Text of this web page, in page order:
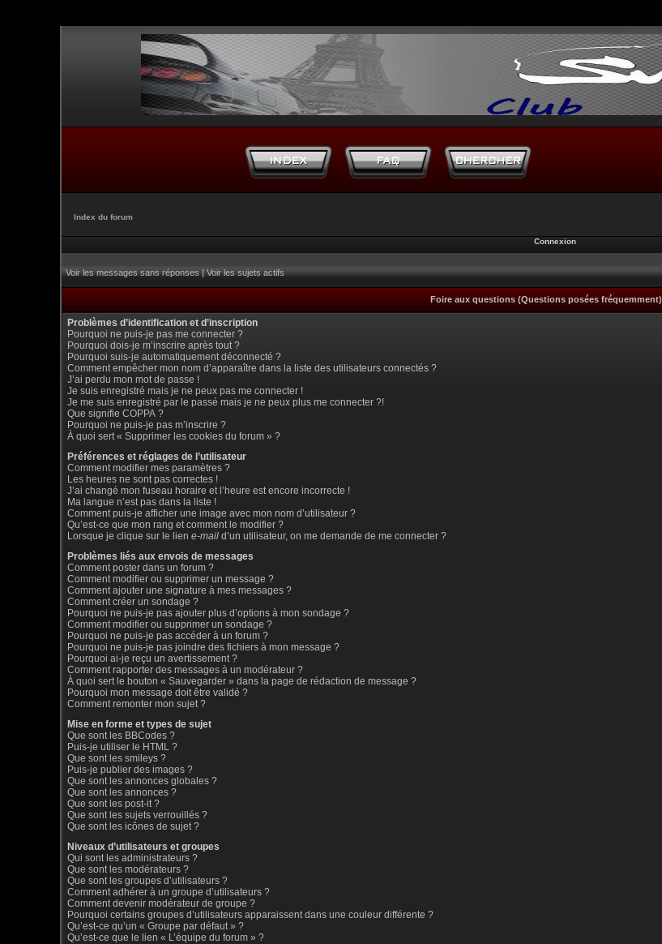
Index du forum
Connexion
Voir les messages sans réponses|Voir les sujets actifs
Foire aux questions (Questions posées fréquemment)
Problèmes d’identification et d’inscription
Pourquoi ne puis-je pas me connecter ?
Pourquoi dois-je m’inscrire après tout ?
Pourquoi suis-je automatiquement déconnecté ?
Comment empêcher mon nom d’apparaître dans la liste des utilisateurs connectés ?
J’ai perdu mon mot de passe !
Je suis enregistré mais je ne peux pas me connecter !
Je me suis enregistré par le passé mais je ne peux plus me connecter ?!
Que signifie COPPA ?
Pourquoi ne puis-je pas m’inscrire ?
À quoi sert « Supprimer les cookies du forum » ?
Préférences et réglages de l’utilisateur
Comment modifier mes paramètres ?
Les heures ne sont pas correctes !
J’ai changé mon fuseau horaire et l’heure est encore incorrecte !
Ma langue n’est pas dans la liste !
Comment puis-je afficher une image avec mon nom d’utilisateur ?
Qu’est-ce que mon rang et comment le modifier ?
Lorsque je clique sur le lien e-mail d’un utilisateur, on me demande de me connecter ?
Problèmes liés aux envois de messages
Comment poster dans un forum ?
Comment modifier ou supprimer un message ?
Comment ajouter une signature à mes messages ?
Comment créer un sondage ?
Pourquoi ne puis-je pas ajouter plus d’options à mon sondage ?
Comment modifier ou supprimer un sondage ?
Pourquoi ne puis-je pas accéder à un forum ?
Pourquoi ne puis-je pas joindre des fichiers à mon message ?
Pourquoi ai-je reçu un avertissement ?
Comment rapporter des messages à un modérateur ?
À quoi sert le bouton « Sauvegarder » dans la page de rédaction de message ?
Pourquoi mon message doit être validé ?
Comment remonter mon sujet ?
Mise en forme et types de sujet
Que sont les BBCodes ?
Puis-je utiliser le HTML ?
Que sont les smileys ?
Puis-je publier des images ?
Que sont les annonces globales ?
Que sont les annonces ?
Que sont les post-it ?
Que sont les sujets verrouillés ?
Que sont les icônes de sujet ?
Niveaux d’utilisateurs et groupes
Qui sont les administrateurs ?
Que sont les modérateurs ?
Que sont les groupes d’utilisateurs ?
Comment adhérer à un groupe d’utilisateurs ?
Comment devenir modérateur de groupe ?
Pourquoi certains groupes d’utilisateurs apparaissent dans une couleur différente ?
Qu’est-ce qu’un « Groupe par défaut » ?
Qu’est-ce que le lien « L’équipe du forum » ?